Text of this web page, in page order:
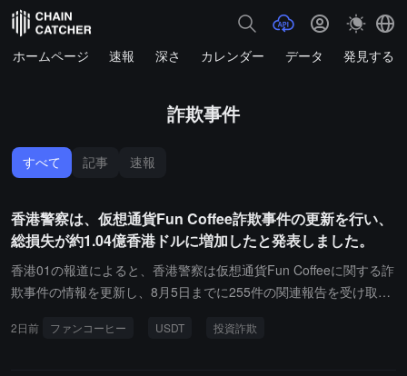
ホームページ 速報 深さ カレンダー データ 発見する
詐欺事件
すべて 記事 速報
香港警察は、仮想通貨Fun Coffee詐欺事件の更新を行い、
総損失が約1.04億香港ドルに増加したと発表しました。
香港01の報道によると、香港警察は仮想通貨Fun Coffeeに関する詐
欺事件の情報を更新し、8月5日までに255件の関連報告を受け取っ
約1.04億香港ドルに達しています。また、マカオの警察は2名の女
2日前 ファンコーヒー USDT 投資詐欺